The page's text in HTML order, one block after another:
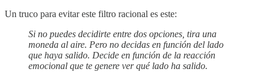
Un truco para evitar este filtro racional es este:
Si no puedes decidirte entre dos opciones, tira una
moneda al aire. Pero no decidas en función del lado
que haya salido. Decide en función de la reacción
emocional que te genere ver qué lado ha salido.